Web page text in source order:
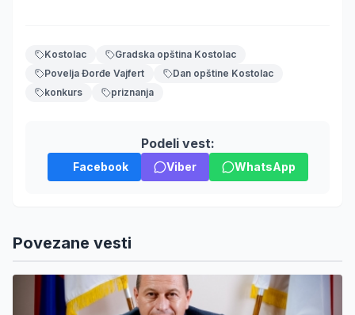
Kostolac
Gradska opština Kostolac
Povelja Đorđe Vajfert
Dan opštine Kostolac
konkurs
priznanja
Podeli vest:
Facebook Viber WhatsApp
Povezane vesti